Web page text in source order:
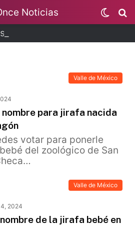
Switch
skin
Valle de México
nombre para jirafa nacida
votar para ponerle
del zoológico de San
Valle de México
2024
nombre de la jirafa bebé en